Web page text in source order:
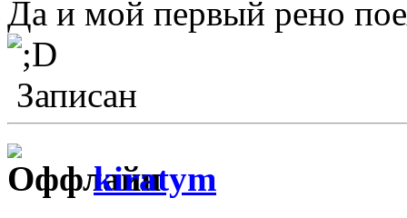
Да и мой первый рено
Записан
kiratym